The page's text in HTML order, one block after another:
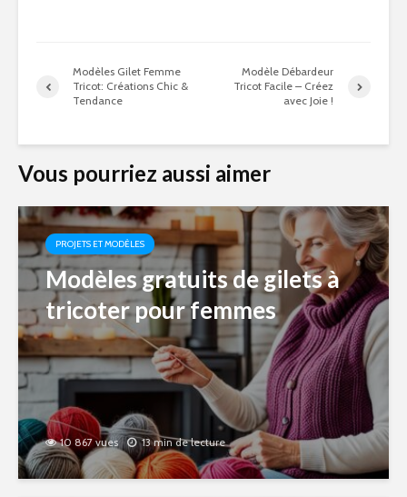
Modèles Gilet Femme
Tricot: Créations Chic &
Tendance
Modèle Débardeur
Tricot Facile – Créez
avec Joie !
Vous pourriez aussi aimer
PROJETS ET MODÈLES
Modèles gratuits de gilets à
tricoter pour femmes
10 867 vues 13 min de lecture